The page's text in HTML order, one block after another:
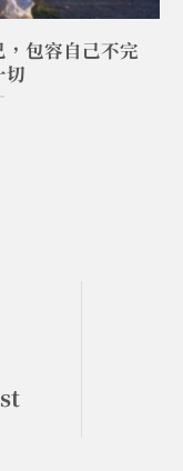
包容自己不完
切